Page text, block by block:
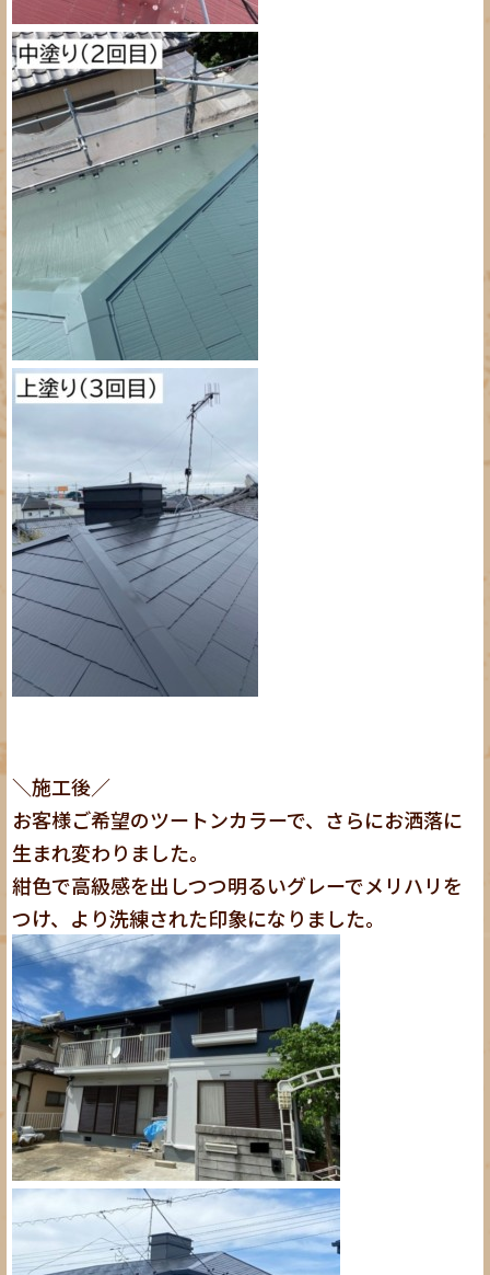
＼施工後／
お客様ご希望のツートンカラーで、さらにお洒落に
生まれ変わりました。
紺色で高級感を出しつつ明るいグレーでメリハリを
つけ、より洗練された印象になりました。